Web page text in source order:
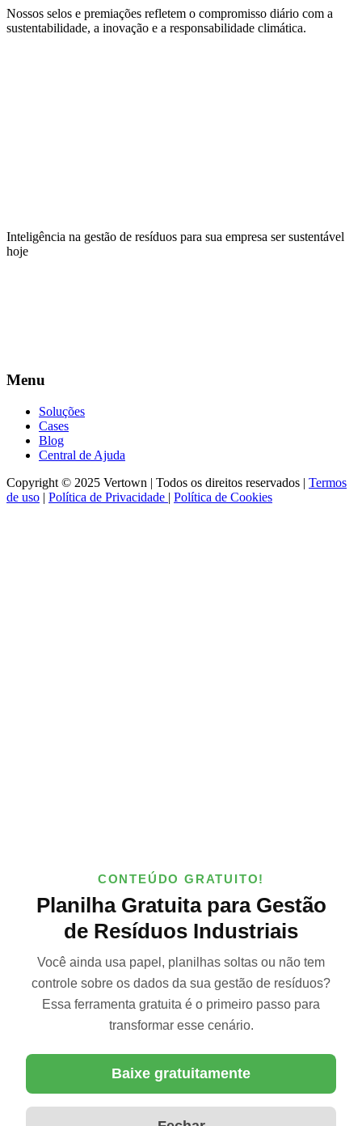
Nossos selos e premiações refletem o compromisso diário com a
sustentabilidade, a inovação e a responsabilidade climática.
Inteligência na gestão de resíduos para sua empresa ser sustentável
hoje
Menu
Soluções
Cases
Blog
Central de Ajuda
Copyright © 2025 Vertown | Todos os direitos reservados | Termos
de uso | Política de Privacidade | Política de Cookies
CONTEÚDO GRATUITO!
Planilha Gratuita para Gestão
de Resíduos Industriais
Você ainda usa papel, planilhas soltas ou não tem
controle sobre os dados da sua gestão de resíduos?
Essa ferramenta gratuita é o primeiro passo para
transformar esse cenário.
Baixe gratuitamente